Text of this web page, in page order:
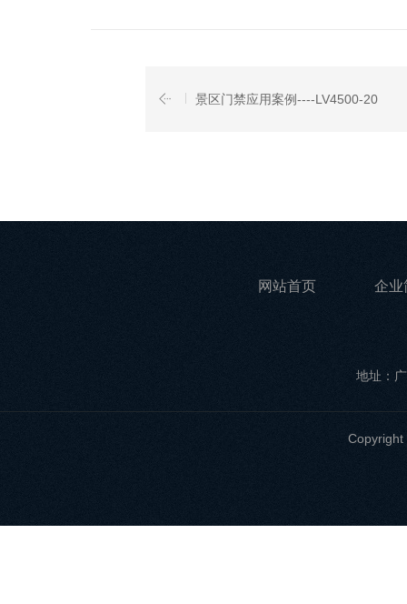
景区门禁应用案例----LV4500-20
网站首页 企业
地址：